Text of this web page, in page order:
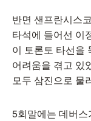
반면 샌프란시스
타석에 들어선 이
이 토론토 타선을
어려움을 겪고 있
모두 삼진으로 물
5회말에는 데버